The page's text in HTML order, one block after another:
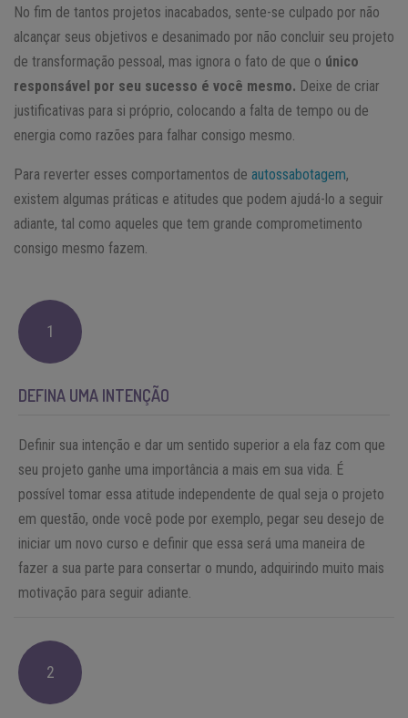
No fim de tantos projetos inacabados, sente-se culpado por não
alcançar seus objetivos e desanimado por não concluir seu projeto
de transformação pessoal, mas ignora o fato de que o único
responsável por seu sucesso é você mesmo. Deixe de criar
justificativas para si próprio, colocando a falta de tempo ou de
energia como razões para falhar consigo mesmo.
Para reverter esses comportamentos de autossabotagem,
existem algumas práticas e atitudes que podem ajudá-lo a seguir
adiante, tal como aqueles que tem grande comprometimento
consigo mesmo fazem.
1
DEFINA UMA INTENÇÃO
Definir sua intenção e dar um sentido superior a ela faz com que
seu projeto ganhe uma importância a mais em sua vida. É
possível tomar essa atitude independente de qual seja o projeto
em questão, onde você pode por exemplo, pegar seu desejo de
iniciar um novo curso e definir que essa será uma maneira de
fazer a sua parte para consertar o mundo, adquirindo muito mais
motivação para seguir adiante.
2